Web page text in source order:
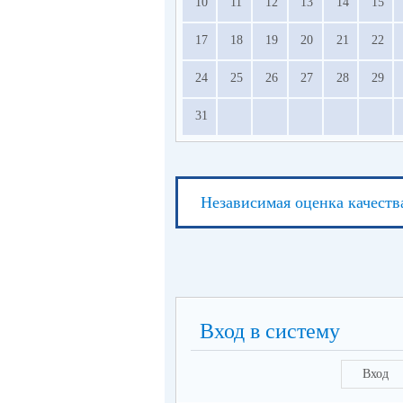
17 18 19 20 21 22
24 25 26 27 28 29
31
Независимая оценка
Вход в систему
Вход